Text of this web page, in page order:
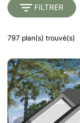
FILTRER
797 plan(s) trouvé(s)